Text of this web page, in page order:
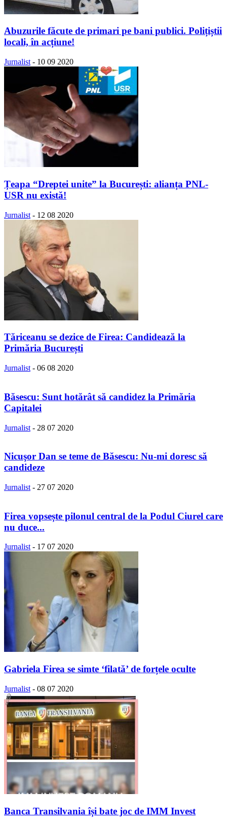
Abuzurile făcute de primari pe bani publici. Polițiștii
locali, în acțiune!
Jurnalist - 10 09 2020
Țeapa “Dreptei unite” la București: alianța PNL-
USR nu există!
Jurnalist - 12 08 2020
Tăriceanu se dezice de Firea: Candidează la
Primăria București
Jurnalist - 06 08 2020
Băsescu: Sunt hotărât să candidez la Primăria
Capitalei
Jurnalist - 28 07 2020
Nicuşor Dan se teme de Băsescu: Nu-mi doresc să
candideze
Jurnalist - 27 07 2020
Firea vopsește pilonul central de la Podul Ciurel care
nu duce...
Jurnalist - 17 07 2020
Gabriela Firea se simte ‘filată’ de forțele oculte
Jurnalist - 08 07 2020
Banca Transilvania își bate joc de IMM Invest